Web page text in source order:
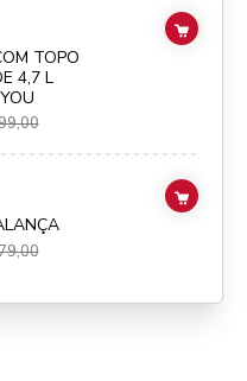
DE 4,7 L ARTISAN BY
TOPO
4,7 L
ADD
ADD